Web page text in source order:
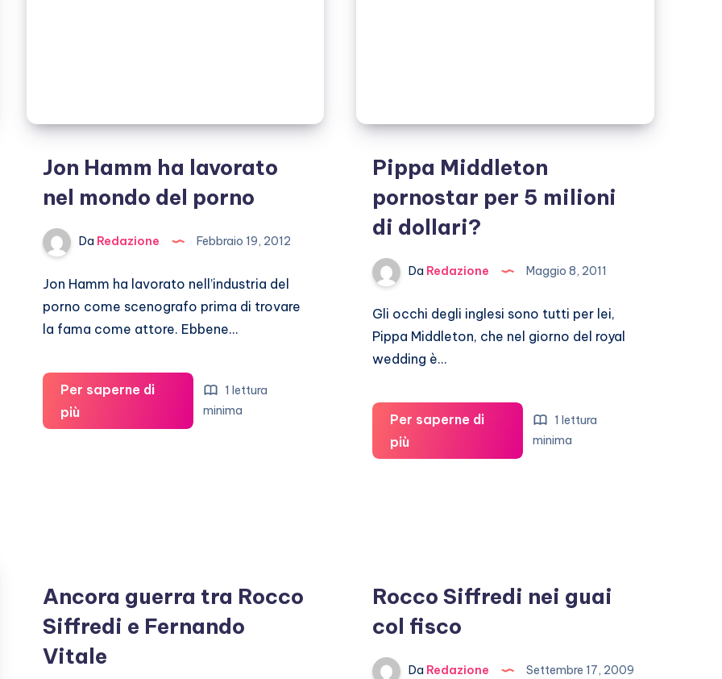
Jon Hamm ha lavorato
nel mondo del porno
Da Redazione Febbraio 19, 2012
Jon Hamm ha lavorato nell’industria del
porno come scenografo prima di trovare
la fama come attore. Ebbene…
Per saperne di
piùJon
Hamm
1 lettura
minima
Pippa Middleton
pornostar per 5 milioni
di dollari?
Da Redazione Maggio 8, 2011
Gli occhi degli inglesi sono tutti per lei,
Pippa Middleton, che nel giorno del royal
wedding è…
Per saperne di
piùPippa
Middleton
dollari?
1 lettura
minima
Ancora guerra tra Rocco
Siffredi e Fernando
Vitale
Rocco Siffredi nei guai
col fisco
Da Redazione Settembre 17, 2009